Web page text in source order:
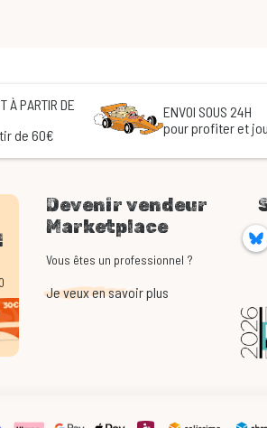
À PARTIR DE
de 60€
ENVOI SOUS 24H
pour profiter et
Devenir vendeur
Marketplace
Vous êtes un professionnel ?
Je veux en savoir plus